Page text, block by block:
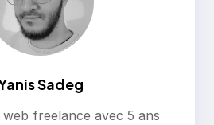
Sadeg
freelance avec 5 ans